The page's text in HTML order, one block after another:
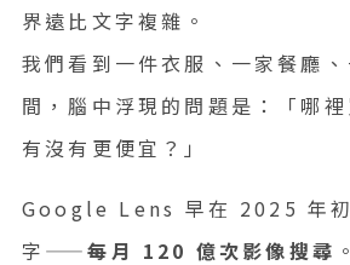
界遠比文字複雜。
我們看到一件衣服、一家餐廳
間，腦中浮現的問題是：「哪
有沒有更便宜？」
Google Lens 早在 2025 年初
字——每月 120 億次影像搜尋 。